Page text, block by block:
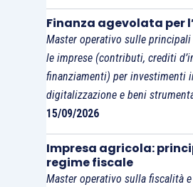
Finanza agevolata per
Master operativo sulle
le imprese (contributi, crediti
finanziamenti) per investimenti
digitalizzazione e beni
15/09/2026
Impresa agricola:
regime fiscale
Master operativo sulla fiscalità